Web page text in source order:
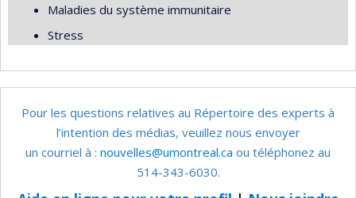
Maladies du système immunitaire
Stress
Pour les questions relatives au Répertoire des experts à
l’intention des médias, veuillez nous envoyer
un courriel à : nouvelles@umontreal.ca ou téléphonez au
514-343-6030.